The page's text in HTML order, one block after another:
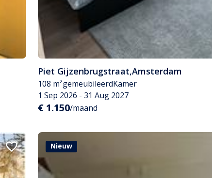
Piet Gijzenbrugstraat,Amsterdam
108 m²gemeubileerdKamer
1 Sep 2026 - 31 Aug 2027
€ 1.150/maand
Nieuw